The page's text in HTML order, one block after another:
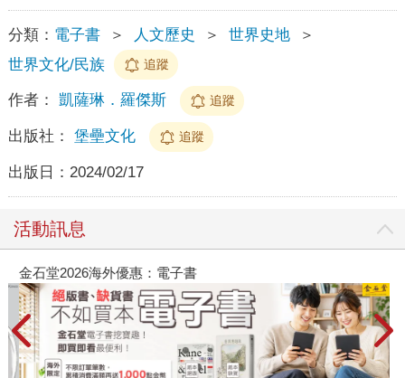
分類： 電子書 ＞ 人文歷史 ＞ 世界史地
＞
世界文化/民族
追蹤
作者： 凱薩琳．羅傑斯 追蹤
出版社： 堡壘文化 追蹤
出版日： 2024/02/17
活動訊息
金石堂2026海外優惠：電子書